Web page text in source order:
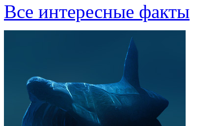
Все интересные факты